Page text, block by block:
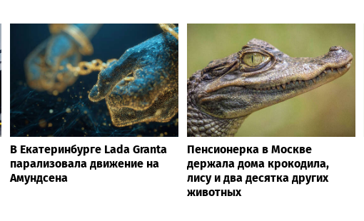
В Екатеринбурге Lada Granta
парализовала движение на
Амундсена
Пенсионерка в Москве
держала дома крокодила,
лису и два десятка других
животных